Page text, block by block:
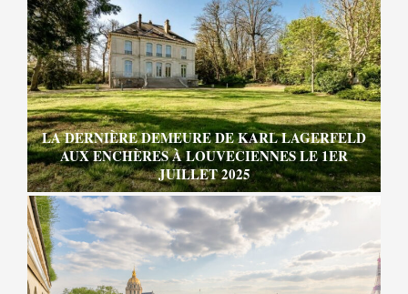
LA DERNIÈRE DEMEURE DE KARL LAGERFELD
AUX ENCHÈRES À LOUVECIENNES LE 1ER
JUILLET 2025